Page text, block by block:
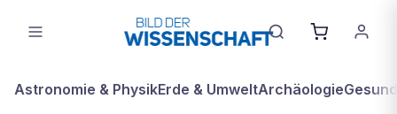
Astronomie & PhysikErde & UmweltArchäologie